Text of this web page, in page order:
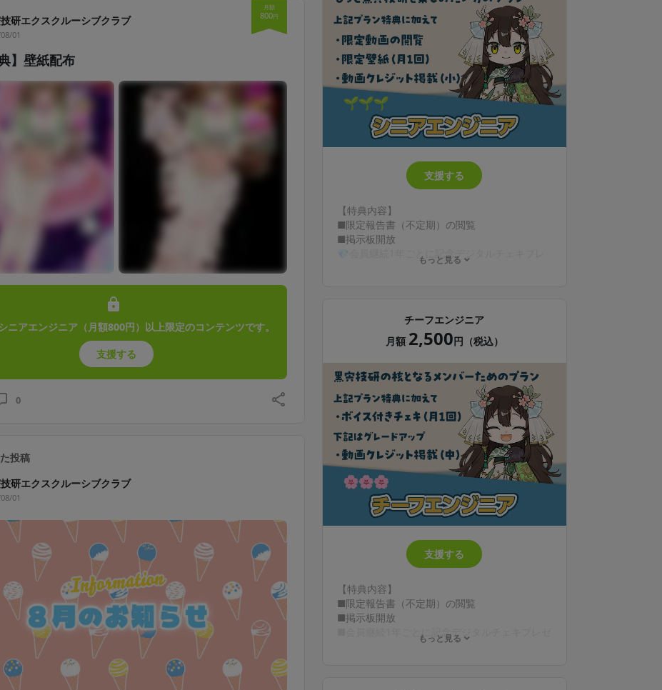
研エクスクルーシブクラブ
01
月額
800円
】壁紙配布
ニアエンジニア（月額800円）以上限定のコンテンツです。
支援する
0
投稿
研エクスクルーシブクラブ
01
支援する
【特典内容】
■限定報告書（不定期）の閲覧
■掲示板開放
💎会員継続1年ごとに記念デジタルチェキプレ
* 配布画像は動画や配信のサムネ等で使用され
* instaxおよびチェキは、富士フイルム株式会
社の登録商標または商標です
もっと見る
チーフエンジニア
月額 2,500円（税込）
支援する
【特典内容】
■限定報告書（不定期）の閲覧
■掲示板開放
■会員継続1年ごとに記念デジタルチェキプレゼ
もっと見る